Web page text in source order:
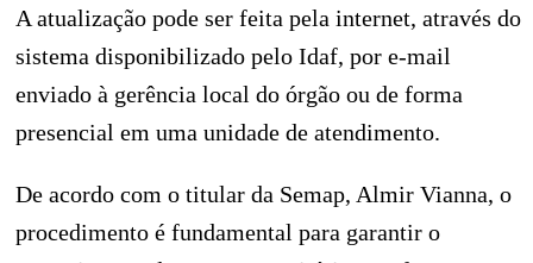
A atualização pode ser feita pela internet, através do
sistema disponibilizado pelo Idaf, por e-mail
enviado à gerência local do órgão ou de forma
presencial em uma unidade de atendimento.
De acordo com o titular da Semap, Almir Vianna, o
procedimento é fundamental para garantir o